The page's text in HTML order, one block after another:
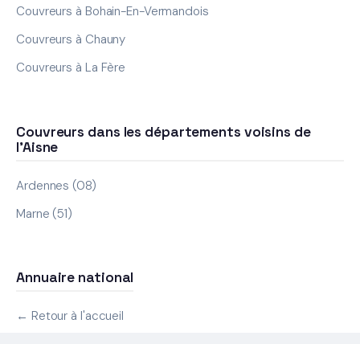
Couvreurs à Bohain-En-Vermandois
Couvreurs à Chauny
Couvreurs à La Fère
Couvreurs dans les départements voisins de
l'Aisne
Ardennes (08)
Marne (51)
Annuaire national
← Retour à l'accueil